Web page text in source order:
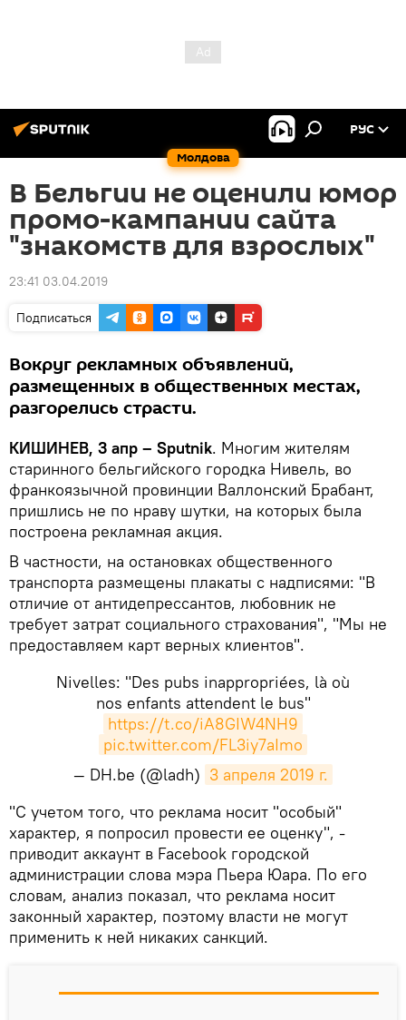
Молдова
РУС
В Бельгии не оценили юмор
промо-кампании сайта
"знакомств для взрослых"
23:41 03.04.2019
Подписаться
Вокруг рекламных объявлений,
размещенных в общественных местах,
разгорелись страсти.
КИШИНЕВ, 3 апр – Sputnik. Многим жителям
старинного бельгийского городка Нивель, во
франкоязычной провинции Валлонский Брабант,
пришлись не по нраву шутки, на которых была
построена рекламная акция.
В частности, на остановках общественного
транспорта размещены плакаты с надписями: "В
отличие от антидепрессантов, любовник не
требует затрат социального страхования", "Мы не
предоставляем карт верных клиентов".
Nivelles: "Des pubs inappropriées, là où
nos enfants attendent le bus"
https://t.co/iA8GIW4NH9
pic.twitter.com/FL3iy7aImo
— DH.be (@ladh) 3 апреля 2019 г.
​"С учетом того, что реклама носит "особый"
характер, я попросил провести ее оценку", -
приводит аккаунт в Facebook городской
администрации слова мэра Пьера Юара. По его
словам, анализ показал, что реклама носит
законный характер, поэтому власти не могут
применить к ней никаких санкций.